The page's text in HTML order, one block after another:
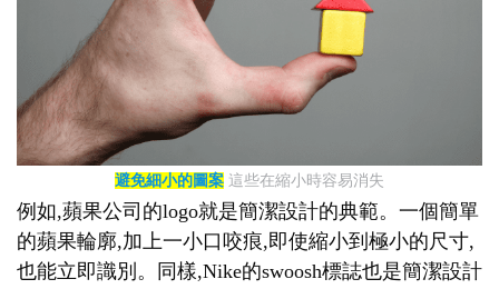
避免細小的圖案 這些在縮小時容易消失
例如,蘋果公司的logo就是簡潔設計的典範。一個簡單
的蘋果輪廓,加上一小口咬痕,即使縮小到極小的尺寸,
也能立即識別。同樣,Nike的swoosh標誌也是簡潔設計